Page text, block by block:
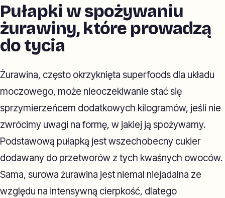
Pułapki w spożywaniu
żurawiny, które prowadzą
do tycia
Żurawina, często okrzyknięta superfoods dla układu
moczowego, może nieoczekiwanie stać się
sprzymierzeńcem dodatkowych kilogramów, jeśli nie
zwrócimy uwagi na formę, w jakiej ją spożywamy.
Podstawową pułapką jest wszechobecny cukier
dodawany do przetworów z tych kwaśnych owoców.
Sama, surowa żurawina jest niemal niejadalna ze
względu na intensywną cierpkość, dlatego